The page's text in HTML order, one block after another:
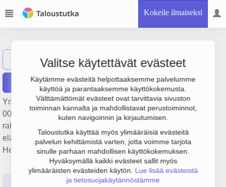
Kokeile ilmaiseksi
Valitse käytettävät evästeet
Käytämme evästeitä helpottaaksemme palvelumme
käyttöä ja parantaaksemme käyttökokemusta.
Välttämättömät evästeet ovat tarvittavia sivuston
toiminnan kannalta ja mahdollistavat perustoiminnot,
kuten navigoinnin ja kirjautumisen.
Taloustutka käyttää myös ylimääräisiä evästeitä
palvelun kehittämistä varten, jotta voimme tarjota
sinulle parhaan mahdollisen käyttökokemuksen.
Hyväksymällä kaikki evästeet sallit myös
ylimääräisten evästeiden käytön. Lue lisää evästeistä
ja tietosuojakäytännöstämme
Näytä haku BM Blue Marlin Oy
Raportit
Yrityksen Blue Marlin Oy liikevaihto on 377 000 € ja tulos -3
000 €. Sen päätoimiala on Muualla luokittelematon muu
rahoituspalvelutoiminta pois lukien vakuutus- ja
eläkevakuutustoiminta, perustamisvuosi 2008 ja sijainti
Helsinki. Yrityksen yhtiömuoto Osakeyhtiö (OY).
Tilinpäätösluvut Päättäjätiedot